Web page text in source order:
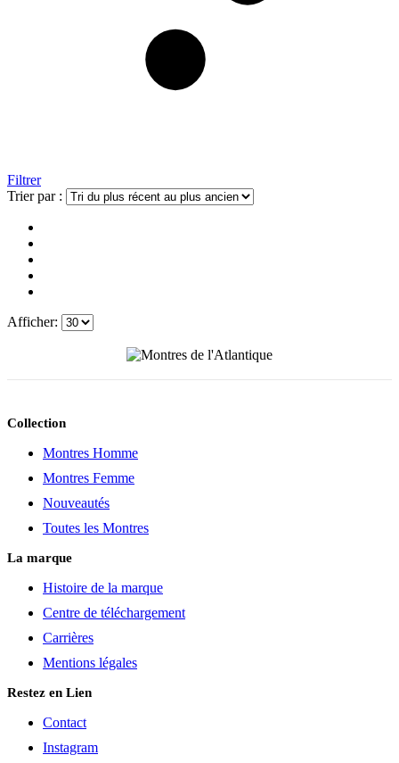
Filtrer
Trier par :
Afficher:
Collection
Montres Homme
Montres Femme
Nouveautés
Toutes les Montres
La marque
Histoire de la marque
Centre de téléchargement
Carrières
Mentions légales
Restez en Lien
Contact
Instagram